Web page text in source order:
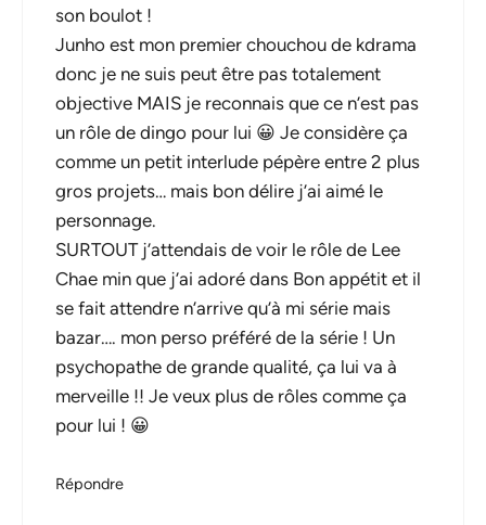
son boulot !
Junho est mon premier chouchou de kdrama
donc je ne suis peut être pas totalement
objective MAIS je reconnais que ce n’est pas
un rôle de dingo pour lui 😀 Je considère ça
comme un petit interlude pépère entre 2 plus
gros projets… mais bon délire j’ai aimé le
personnage.
SURTOUT j’attendais de voir le rôle de Lee
Chae min que j’ai adoré dans Bon appétit et il
se fait attendre n’arrive qu’à mi série mais
bazar…. mon perso préféré de la série ! Un
psychopathe de grande qualité, ça lui va à
merveille !! Je veux plus de rôles comme ça
pour lui ! 😀
Répondre